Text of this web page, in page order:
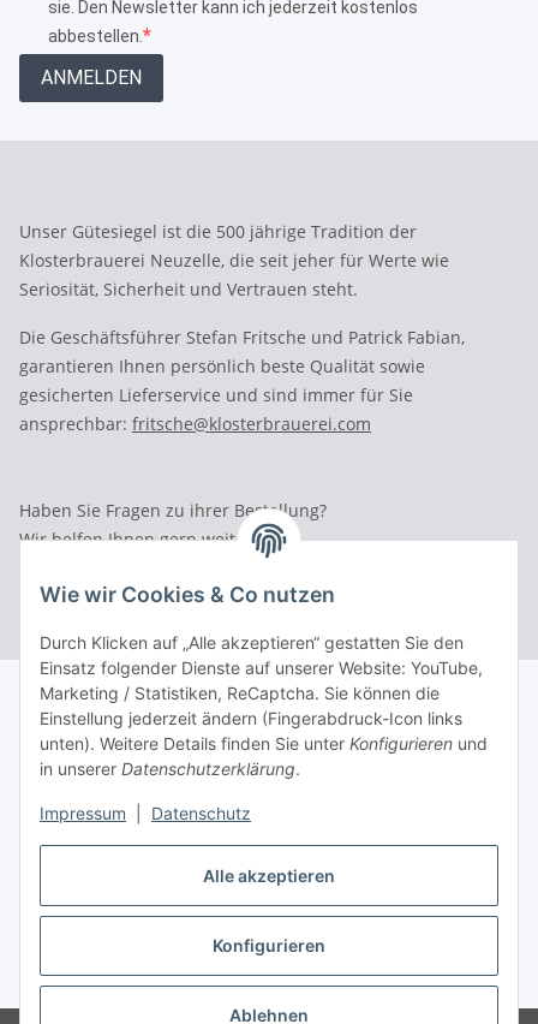
Alle akzeptieren
Konfigurieren
Ablehnen
Wie wir Cookies & Co nutzen
Durch Klicken auf „Alle akzeptieren“ gestatten Sie den
Einsatz folgender Dienste auf unserer Website: YouTube,
Marketing / Statistiken, ReCaptcha. Sie können die
Einstellung jederzeit ändern (Fingerabdruck-Icon links
unten). Weitere Details finden Sie unter Konfigurieren und
in unserer Datenschutzerklärung.
Impressum Datenschutz
sie. Den Newsletter kann ich jederzeit kostenlos
abbestellen.
ANMELDEN
Unser Gütesiegel ist die 500 jährige Tradition der
Klosterbrauerei Neuzelle, die seit jeher für Werte wie
Seriosität, Sicherheit und Vertrauen steht.
Die Geschäftsführer Stefan Fritsche und Patrick Fabian,
garantieren Ihnen persönlich beste Qualität sowie
gesicherten Lieferservice und sind immer für Sie
ansprechbar: fritsche@klosterbrauerei.com
Haben Sie Fragen zu ihrer Bestellung?
Wir helfen Ihnen gern weiter.
Rufen Sie uns an: Tel.: 03 36 52 - 81023
* Alle Preise inkl. gesetzlicher USt., inkl.Versand